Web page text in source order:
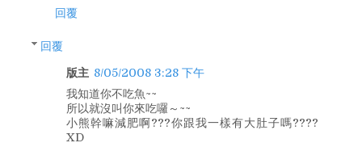
回覆
回覆
版主 8/05/2008 3:28 下午
我知道你不吃魚~~
所以就沒叫你來吃囉～~~
小熊幹嘛減肥啊???你跟我一樣有大肚子嗎????
XD